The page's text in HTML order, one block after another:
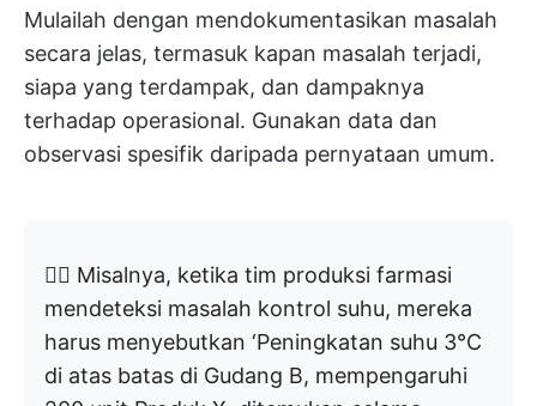
Mulailah dengan mendokumentasikan masalah
secara jelas, termasuk kapan masalah terjadi,
siapa yang terdampak, dan dampaknya
terhadap operasional. Gunakan data dan
observasi spesifik daripada pernyataan umum.
👉🏼 Misalnya, ketika tim produksi farmasi
mendeteksi masalah kontrol suhu, mereka
harus menyebutkan ‘Peningkatan suhu 3°C
di atas batas di Gudang B, mempengaruhi